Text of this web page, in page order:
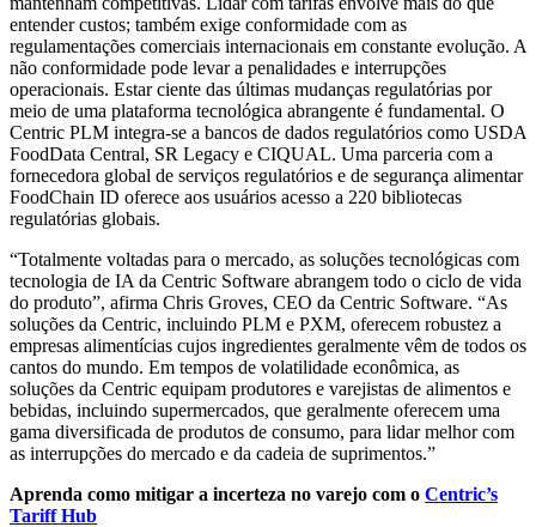
entender custos; também exige conformidade com as
regulamentações comerciais internacionais em constante evolução. A
não conformidade pode levar a penalidades e interrupções
operacionais. Estar ciente das últimas mudanças regulatórias por
meio de uma plataforma tecnológica abrangente é fundamental. O
Centric PLM integra-se a bancos de dados regulatórios como USDA
FoodData Central, SR Legacy e CIQUAL. Uma parceria com a
fornecedora global de serviços regulatórios e de segurança alimentar
FoodChain ID oferece aos usuários acesso a 220 bibliotecas
regulatórias globais.
“Totalmente voltadas para o mercado, as soluções tecnológicas com
tecnologia de IA da Centric Software abrangem todo o ciclo de vida
do produto”, afirma Chris Groves, CEO da Centric Software. “As
soluções da Centric, incluindo PLM e PXM, oferecem robustez a
empresas alimentícias cujos ingredientes geralmente vêm de todos os
cantos do mundo. Em tempos de volatilidade econômica, as
soluções da Centric equipam produtores e varejistas de alimentos e
bebidas, incluindo supermercados, que geralmente oferecem uma
gama diversificada de produtos de consumo, para lidar melhor com
as interrupções do mercado e da cadeia de suprimentos.”
Aprenda como mitigar a incerteza no varejo com o Centric’s
Tariff Hub